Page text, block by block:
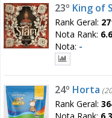
23º King of
Rank Geral:
Nota Rank:
Nota: -
24º Horta
Rank Geral:
Nota Rank: